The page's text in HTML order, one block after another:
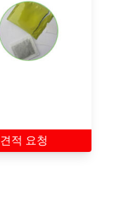
견적 요청